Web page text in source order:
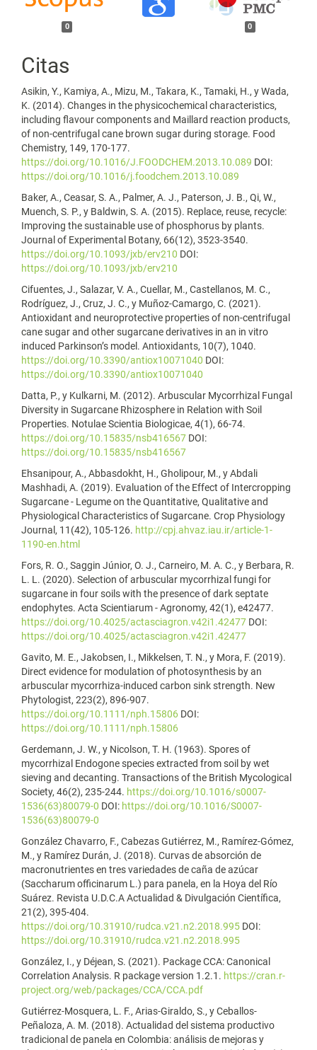
0 0
Citas
Asikin, Y., Kamiya, A., Mizu, M., Takara, K., Tamaki, H., y Wada,
K. (2014). Changes in the physicochemical characteristics,
including flavour components and Maillard reaction products,
of non-centrifugal cane brown sugar during storage. Food
Chemistry, 149, 170-177.
https://doi.org/10.1016/J.FOODCHEM.2013.10.089 DOI:
https://doi.org/10.1016/j.foodchem.2013.10.089
Baker, A., Ceasar, S. A., Palmer, A. J., Paterson, J. B., Qi, W.,
Muench, S. P., y Baldwin, S. A. (2015). Replace, reuse, recycle:
Improving the sustainable use of phosphorus by plants.
Journal of Experimental Botany, 66(12), 3523-3540.
https://doi.org/10.1093/jxb/erv210 DOI:
https://doi.org/10.1093/jxb/erv210
Cifuentes, J., Salazar, V. A., Cuellar, M., Castellanos, M. C.,
Rodríguez, J., Cruz, J. C., y Muñoz-Camargo, C. (2021).
Antioxidant and neuroprotective properties of non-centrifugal
cane sugar and other sugarcane derivatives in an in vitro
induced Parkinson’s model. Antioxidants, 10(7), 1040.
https://doi.org/10.3390/antiox10071040 DOI:
https://doi.org/10.3390/antiox10071040
Datta, P., y Kulkarni, M. (2012). Arbuscular Mycorrhizal Fungal
Diversity in Sugarcane Rhizosphere in Relation with Soil
Properties. Notulae Scientia Biologicae, 4(1), 66-74.
https://doi.org/10.15835/nsb416567 DOI:
https://doi.org/10.15835/nsb416567
Ehsanipour, A., Abbasdokht, H., Gholipour, M., y Abdali
Mashhadi, A. (2019). Evaluation of the Effect of Intercropping
Sugarcane - Legume on the Quantitative, Qualitative and
Physiological Characteristics of Sugarcane. Crop Physiology
Journal, 11(42), 105-126. http://cpj.ahvaz.iau.ir/article-1-
1190-en.html
Fors, R. O., Saggin Júnior, O. J., Carneiro, M. A. C., y Berbara, R.
L. L. (2020). Selection of arbuscular mycorrhizal fungi for
sugarcane in four soils with the presence of dark septate
endophytes. Acta Scientiarum - Agronomy, 42(1), e42477.
https://doi.org/10.4025/actasciagron.v42i1.42477 DOI:
https://doi.org/10.4025/actasciagron.v42i1.42477
Gavito, M. E., Jakobsen, I., Mikkelsen, T. N., y Mora, F. (2019).
Direct evidence for modulation of photosynthesis by an
arbuscular mycorrhiza-induced carbon sink strength. New
Phytologist, 223(2), 896-907.
https://doi.org/10.1111/nph.15806 DOI:
https://doi.org/10.1111/nph.15806
Gerdemann, J. W., y Nicolson, T. H. (1963). Spores of
mycorrhizal Endogone species extracted from soil by wet
sieving and decanting. Transactions of the British Mycological
Society, 46(2), 235-244. https://doi.org/10.1016/s0007-
1536(63)80079-0 DOI: https://doi.org/10.1016/S0007-
1536(63)80079-0
González Chavarro, F., Cabezas Gutiérrez, M., Ramírez-Gómez,
M., y Ramírez Durán, J. (2018). Curvas de absorción de
macronutrientes en tres variedades de caña de azúcar
(Saccharum officinarum L.) para panela, en la Hoya del Río
Suárez. Revista U.D.C.A Actualidad & Divulgación Científica,
21(2), 395-404.
https://doi.org/10.31910/rudca.v21.n2.2018.995 DOI:
https://doi.org/10.31910/rudca.v21.n2.2018.995
González, I., y Déjean, S. (2021). Package CCA: Canonical
Correlation Analysis. R package version 1.2.1. https://cran.r-
project.org/web/packages/CCA/CCA.pdf
Gutiérrez-Mosquera, L. F., Arias-Giraldo, S., y Ceballos-
Peñaloza, A. M. (2018). Actualidad del sistema productivo
tradicional de panela en Colombia: análisis de mejoras y